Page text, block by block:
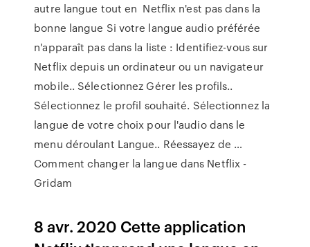
autre langue tout en Netflix n'est pas dans la
bonne langue Si votre langue audio préférée
n'apparaît pas dans la liste : Identifiez-vous sur
Netflix depuis un ordinateur ou un navigateur
mobile.. Sélectionnez Gérer les profils..
Sélectionnez le profil souhaité. Sélectionnez la
langue de votre choix pour l'audio dans le
menu déroulant Langue.. Réessayez de …
Comment changer la langue dans Netflix -
Gridam
8 avr. 2020 Cette application